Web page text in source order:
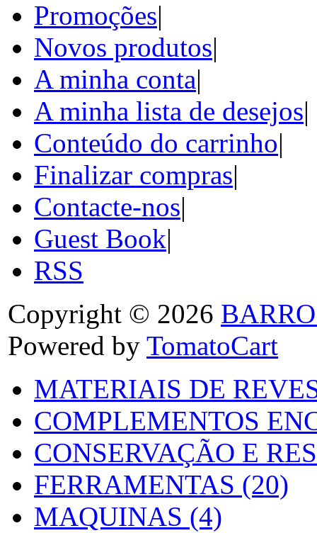
Promoções|
Novos produtos|
A minha conta|
A minha lista de desejos|
Conteúdo do carrinho|
Finalizar compras|
Contacte-nos|
Guest Book|
RSS
Copyright © 2026
Powered by TomatoCart
MATERIAIS DE
COMPLEMENTOS
CONSERVAÇÃO E
FERRAMENTAS (20)
MAQUINAS (4)